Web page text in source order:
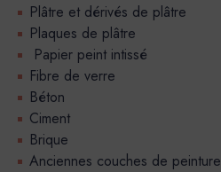
Plâtre et dérivés de plâtre
Plaques de plâtre
Papier peint intissé
Fibre de verre
Béton
Ciment
Brique
Anciennes couches de peinture